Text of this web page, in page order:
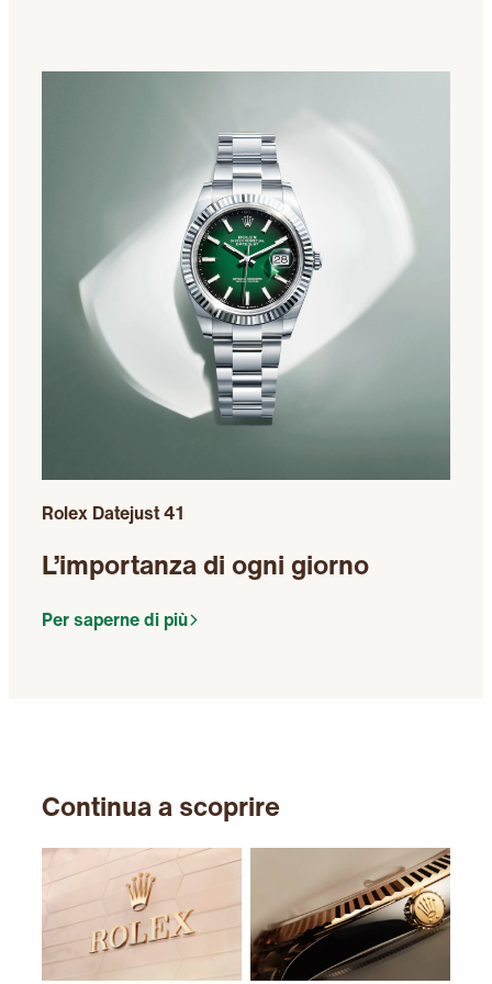
Rolex Datejust 41
L’importanza di ogni giorno
Per saperne di più
Continua a scoprire